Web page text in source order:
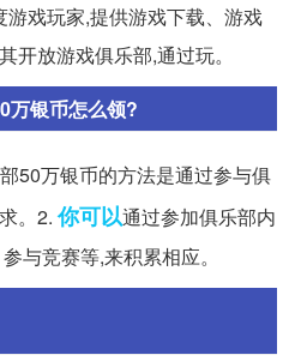
戏玩家,提供游戏下载、游戏
开放游戏俱乐部,通过玩。
万银币怎么领?
50万银币的方法是通过参与俱
。2.你可以通过参加俱乐部内
与竞赛等,来积累相应。